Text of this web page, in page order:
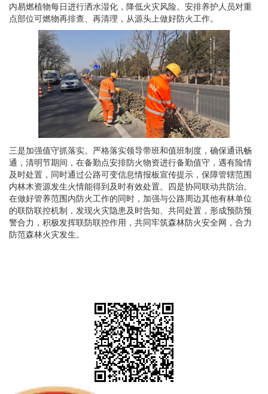
内易燃植物每日进行洒水湿化，降低火灾风险。安排养护人员对重
点部位可燃物再排查、再清理，从源头上做好防火工作。
三是加强值守抓落实。严格落实领导带班和值班制度，确保通讯畅
通，清明节期间，在备勤点安排防火物资进行备勤值守，遇有险情
及时处置，同时通过公路可变信息情报板宣传提示，保障管辖范围
内林木资源发生火情能得到及时有效处置。四是协同联动共防治。
在做好管养范围内防火工作的同时，加强与公路周边其他有林单位
的联防联控机制，发现火灾隐患及时告知、共同处置，形成预防预
警合力，积极发挥联防联控作用，共同牢筑森林防火安全网，合力
防范森林火灾发生。